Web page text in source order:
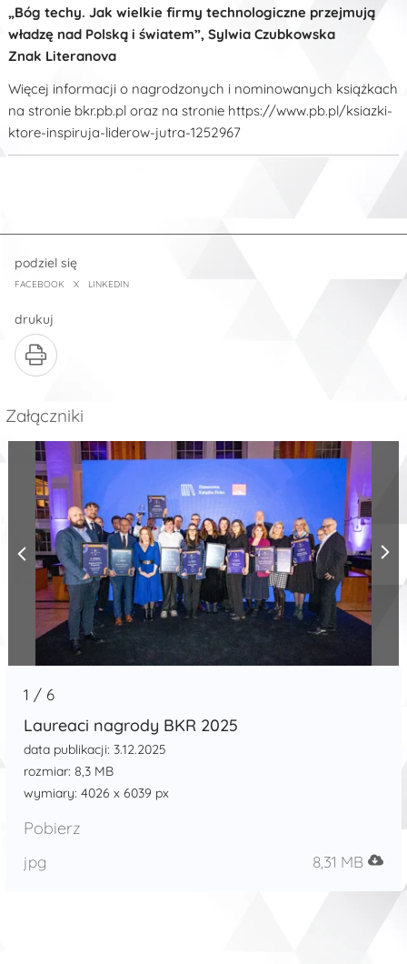
„Bóg techy. Jak wielkie firmy technologiczne przejmują
władzę nad Polską i światem”, Sylwia Czubkowska
Znak Literanova
Więcej informacji o nagrodzonych i nominowanych książkach
na stronie bkr.pb.pl oraz na stronie https://www.pb.pl/ksiazki-
ktore-inspiruja-liderow-jutra-1252967
podziel się
FACEBOOK X LINKEDIN
drukuj
Załączniki
1 / 6
Laureaci nagrody BKR 2025
data publikacji: 3.12.2025
rozmiar: 8,3 MB
wymiary: 4026 x 6039 px
Pobierz
jpg 8,31 MB